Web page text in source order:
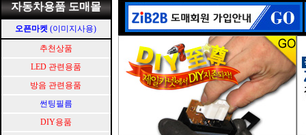
자동차용품 도매몰
오픈마켓 (이미지사용)
추천상품
LED 관련용품
방음 관련용품
썬팅필름
DIY용품